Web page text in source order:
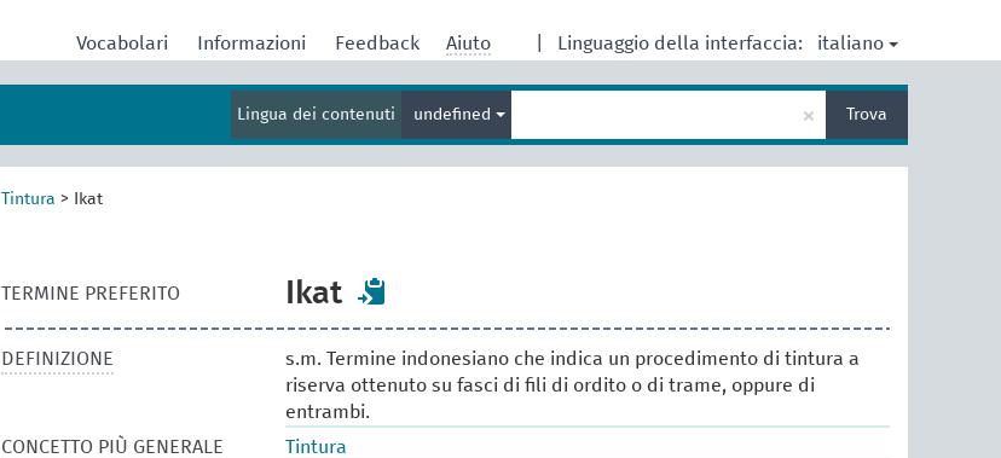
Linguaggio della interfaccia: italiano
Vocabolari Informazioni Feedback Aiuto
Lingua dei contenuti undefined
termine
per
× Trova
Tintura > Ikat
TERMINE PREFERITO Ikat
DEFINIZIONE
s.m. Termine indonesiano che indica un procedimento di tintura a
riserva ottenuto su fasci di fili di ordito o di trame, oppure di
entrambi.
CONCETTO PIÙ GENERALE
Tintura